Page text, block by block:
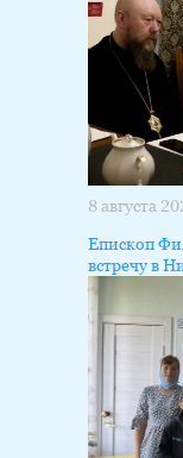
8 августа
Епископ
встречу в